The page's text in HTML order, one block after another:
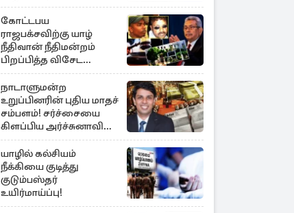
கோட்டபய
ராஜபக்சவிற்கு யாழ்
நீதிவான் நீதிமன்றம்
பிறப்பித்த விசேட
உத்தரவு!
நாடாளுமன்ற
உறுப்பினரின் புதிய மாதச்
சம்பளம்! சர்ச்சையை
கிளப்பிய அர்ச்சுனாவின்
அறிக்கை
யாழில் கல்சியம்
நீக்கியை குடித்து
குடும்பஸ்தர்
உயிர்மாய்ப்பு!